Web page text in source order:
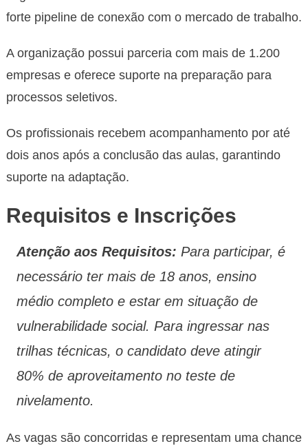
forte pipeline de conexão com o mercado de trabalho.
A organização possui parceria com mais de 1.200
empresas e oferece suporte na preparação para
processos seletivos.
Os profissionais recebem acompanhamento por até
dois anos após a conclusão das aulas, garantindo
suporte na adaptação.
Requisitos e Inscrições
Atenção aos Requisitos: Para participar, é
necessário ter mais de 18 anos, ensino
médio completo e estar em situação de
vulnerabilidade social. Para ingressar nas
trilhas técnicas, o candidato deve atingir
80% de aproveitamento no teste de
nivelamento.
As vagas são concorridas e representam uma chance